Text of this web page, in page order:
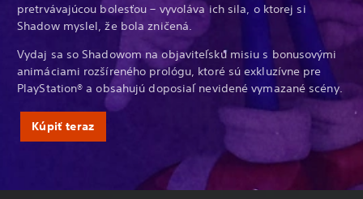
pretrvávajúcou bolesťou – vyvoláva ich sila, o ktorej si
Shadow myslel, že bola zničená.
Vydaj sa so Shadowom na objaviteľskú misiu s bonusovými
animáciami rozšíreného prológu, ktoré sú exkluzívne pre
PlayStation® a obsahujú doposiaľ nevidené vymazané scény.
Kúpiť teraz